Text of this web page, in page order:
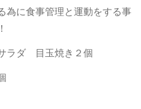
為に食事管理と運動をする事
ダ 目玉焼き２個